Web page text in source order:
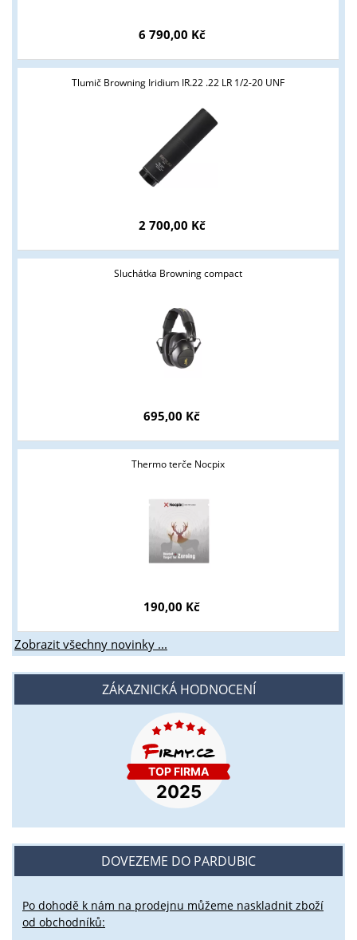
6 790,00 Kč
Tlumič Browning Iridium IR.22 .22 LR 1/2-20 UNF
2 700,00 Kč
Sluchátka Browning compact
695,00 Kč
Thermo terče Nocpix
190,00 Kč
Zobrazit všechny novinky ...
ZÁKAZNICKÁ HODNOCENÍ
DOVEZEME DO PARDUBIC
Po dohodě k nám na prodejnu můžeme naskladnit zboží
od obchodníků:
podnikatelům v oblasti zbraně a střelivo. Splňujete tyto
ANO NE